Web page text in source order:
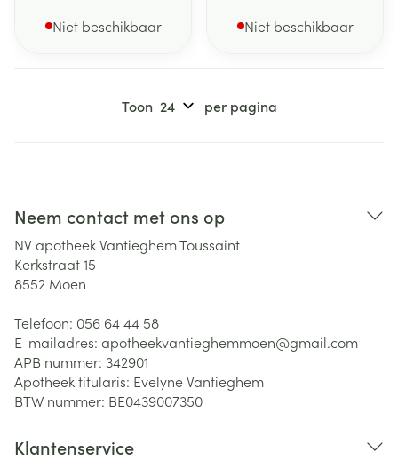
Niet beschikbaar Niet beschikbaar
Toon per pagina
Neem contact met ons op
NV apotheek Vantieghem Toussaint
Kerkstraat 15
8552 Moen
Telefoon: 056 64 44 58
E-mailadres: apotheekvantieghemmoen@gmail.com
APB nummer: 342901
Apotheek titularis: Evelyne Vantieghem
BTW nummer: BE0439007350
Klantenservice